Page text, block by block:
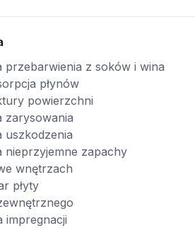
przebarwienia z soków i wina
płynów
powierzchni
zarysowania
nieprzyjemne zapachy
wnętrzach
płyty
impregnacji